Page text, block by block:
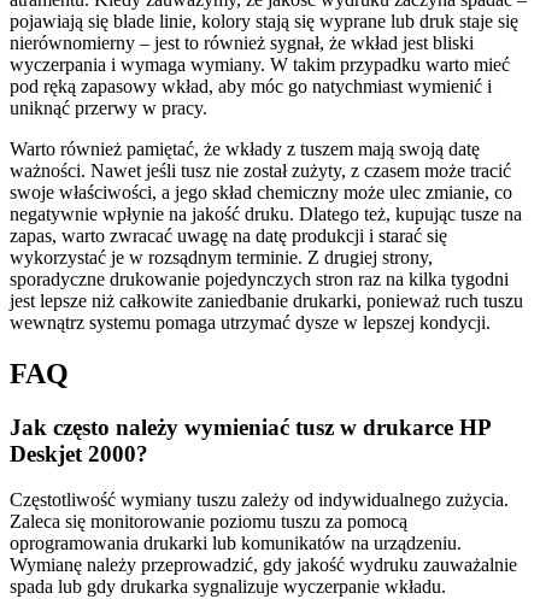
pojawiają się blade linie, kolory stają się wyprane lub druk staje się
nierównomierny – jest to również sygnał, że wkład jest bliski
wyczerpania i wymaga wymiany. W takim przypadku warto mieć
pod ręką zapasowy wkład, aby móc go natychmiast wymienić i
uniknąć przerwy w pracy.
Warto również pamiętać, że wkłady z tuszem mają swoją datę
ważności. Nawet jeśli tusz nie został zużyty, z czasem może tracić
swoje właściwości, a jego skład chemiczny może ulec zmianie, co
negatywnie wpłynie na jakość druku. Dlatego też, kupując tusze na
zapas, warto zwracać uwagę na datę produkcji i starać się
wykorzystać je w rozsądnym terminie. Z drugiej strony,
sporadyczne drukowanie pojedynczych stron raz na kilka tygodni
jest lepsze niż całkowite zaniedbanie drukarki, ponieważ ruch tuszu
wewnątrz systemu pomaga utrzymać dysze w lepszej kondycji.
FAQ
Jak często należy wymieniać tusz w drukarce HP
Deskjet 2000?
Częstotliwość wymiany tuszu zależy od indywidualnego zużycia.
Zaleca się monitorowanie poziomu tuszu za pomocą
oprogramowania drukarki lub komunikatów na urządzeniu.
Wymianę należy przeprowadzić, gdy jakość wydruku zauważalnie
spada lub gdy drukarka sygnalizuje wyczerpanie wkładu.